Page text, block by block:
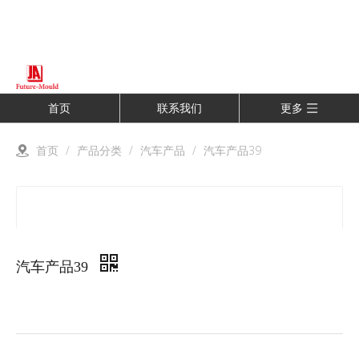
首页 联系我们 更多
首页 / 产品分类 / 汽车产品 / 汽车产品39
汽车产品39